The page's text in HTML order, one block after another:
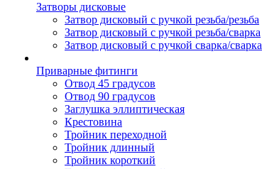
Затворы дисковые
Затвор дисковый с ручкой резьба/резьба
Затвор дисковый с ручкой резьба/сварка
Затвор дисковый с ручкой сварка/сварка
Приварные фитинги
Отвод 45 градусов
Отвод 90 градусов
Заглушка эллиптическая
Крестовина
Тройник переходной
Тройник длинный
Тройник короткий